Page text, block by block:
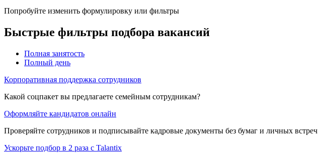
Попробуйте изменить формулировку или фильтры
Быстрые фильтры подбора вакансий
Полная занятость
Полный день
Корпоративная поддержка сотрудников
Какой соцпакет вы предлагаете семейным сотрудникам?
Оформляйте кандидатов онлайн
Проверяйте сотрудников и подписывайте кадровые документы без бумаг и личных встреч
Ускорьте подбор в 2 раза с Talantix